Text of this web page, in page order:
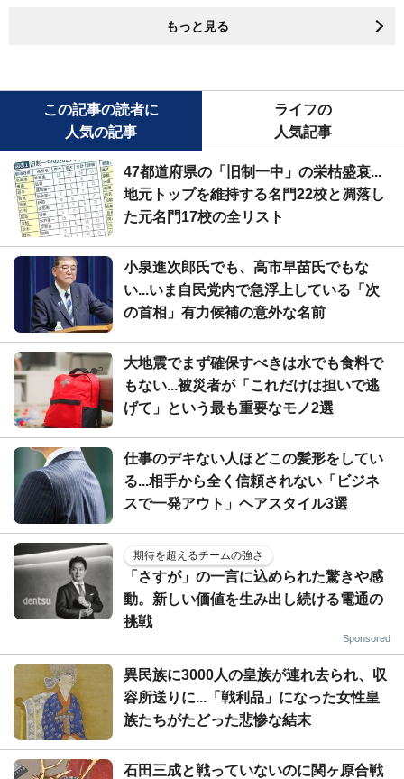
もっと見る
この記事の読者に
人気の記事
ライフの
人気記事
47都道府県の「旧制一中」の栄枯盛衰...
地元トップを維持する名門22校と凋落し
た元名門17校の全リスト
小泉進次郎氏でも、高市早苗氏でもな
い...いま自民党内で急浮上している「次
の首相」有力候補の意外な名前
大地震でまず確保すべきは水でも食料で
もない...被災者が「これだけは担いで逃
げて」という最も重要なモノ2選
仕事のデキない人ほどこの髪形をしてい
る...相手から全く信頼されない「ビジネ
スで一発アウト」ヘアスタイル3選
期待を超えるチームの強さ
「さすが」の一言に込められた驚きや感
動。新しい価値を生み出し続ける電通の
挑戦
Sponsored
異民族に3000人の皇族が連れ去られ、収
容所送りに...「戦利品」になった女性皇
族たちがたどった悲惨な結末
石田三成と戦っていないのに関ヶ原合戦